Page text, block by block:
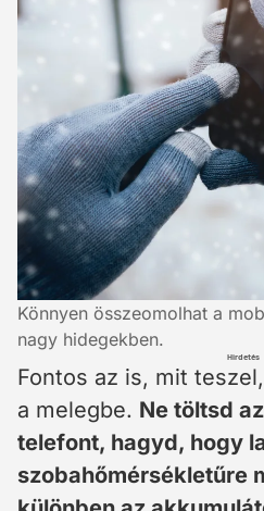
Könnyen összeomolhat a
nagy hidegekben.
Hirdetés
Fontos az is, mit
a melegbe. Ne töltsd
telefont, hagyd, hogy
szobahőmérsékletűre